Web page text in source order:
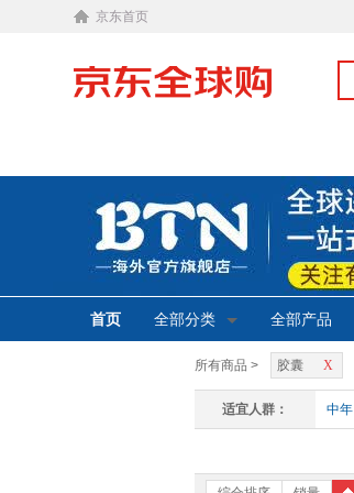
京东首页
首页 全部分类 全部产品
所有商品 > X
胶囊
适宜人群： 中年